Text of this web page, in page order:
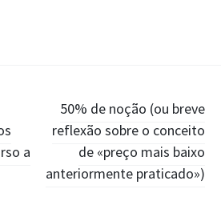
a
50% de noção (ou breve
reflexão sobre o conceito
de «preço mais baixo
anteriormente praticado»)